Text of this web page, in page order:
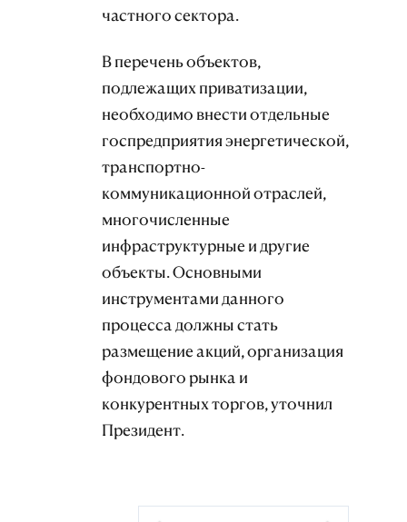
частного сектора.
В перечень объектов,
подлежащих приватизации,
необходимо внести отдельные
госпредприятия энергетической,
транспортно-
коммуникационной отраслей,
многочисленные
инфраструктурные и другие
объекты. Основными
инструментами данного
процесса должны стать
размещение акций, организация
фондового рынка и
конкурентных торгов, уточнил
Президент.